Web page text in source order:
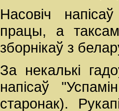
Насовіч
працы, а
зборнікаў з
За некалькі
напісаў
старонак).